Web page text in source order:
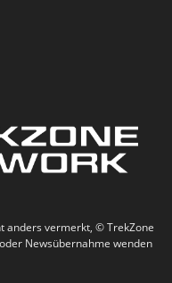
anders vermerkt, © TrekZone
Newsübernahme wenden